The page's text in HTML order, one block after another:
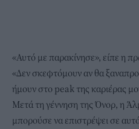
«Αυτό με παρακίνησε», είπε η
«Δεν σκεφτόμουν αν θα
ήμουν στο peak της καριέρας
Μετά τη γέννηση της Όνορ, η
μπορούσε να επιστρέψει σε